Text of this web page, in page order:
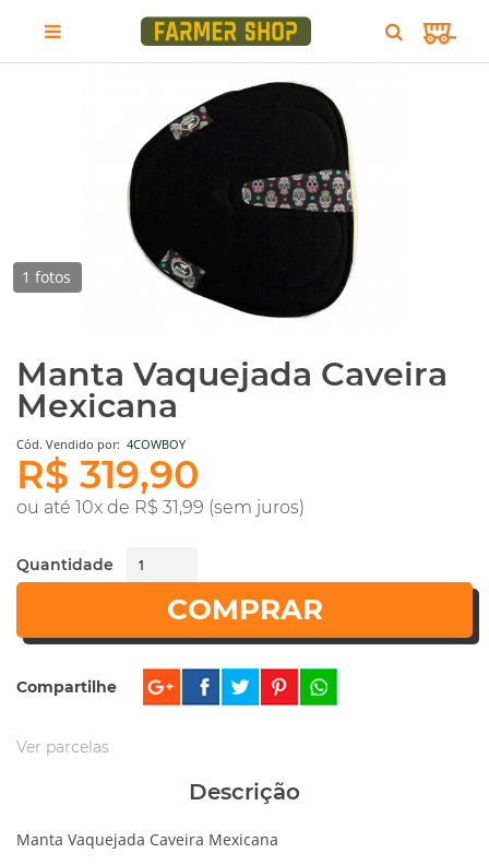
1 fotos
Manta Vaquejada Caveira
Mexicana
Cód. Vendido por: 4COWBOY
R$ 319,90
ou até 10x de R$ 31,99 (sem juros)
Quantidade
COMPRAR
Compartilhe
Ver parcelas
Descrição
Manta Vaquejada Caveira Mexicana